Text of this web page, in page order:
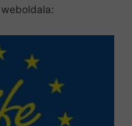
weboldala: